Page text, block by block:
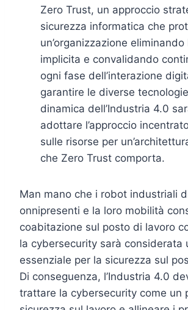
Zero Trust, un approccio
sicurezza informatica che
un’organizzazione
implicita e convalidando
ogni fase dell’interazione
garantire le diverse
dinamica dell’Industria 4.0
adottare l’approccio
sulle risorse per
che Zero Trust comporta.
Man mano che i robot industriali
onnipresenti e la loro mobilità
coabitazione sul posto di lavoro
la cybersecurity sarà considerata
essenziale per la sicurezza sul
Di conseguenza, l’Industria 4.0
trattare la cybersecurity come un